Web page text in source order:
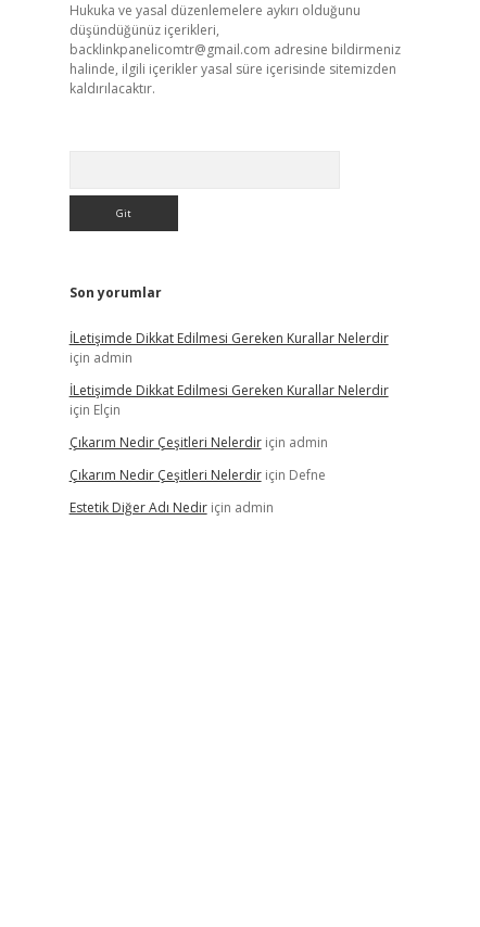
Hukuka ve yasal düzenlemelere aykırı olduğunu
düşündüğünüz içerikleri,
backlinkpanelicomtr@gmail.com adresine bildirmeniz
halinde, ilgili içerikler yasal süre içerisinde sitemizden
kaldırılacaktır.
Son yorumlar
İLetişimde Dikkat Edilmesi Gereken Kurallar Nelerdir
için admin
İLetişimde Dikkat Edilmesi Gereken Kurallar Nelerdir
için Elçin
Çıkarım Nedir Çeşitleri Nelerdiriçin admin
Çıkarım Nedir Çeşitleri Nelerdiriçin Defne
Estetik Diğer Adı Nediriçin admin